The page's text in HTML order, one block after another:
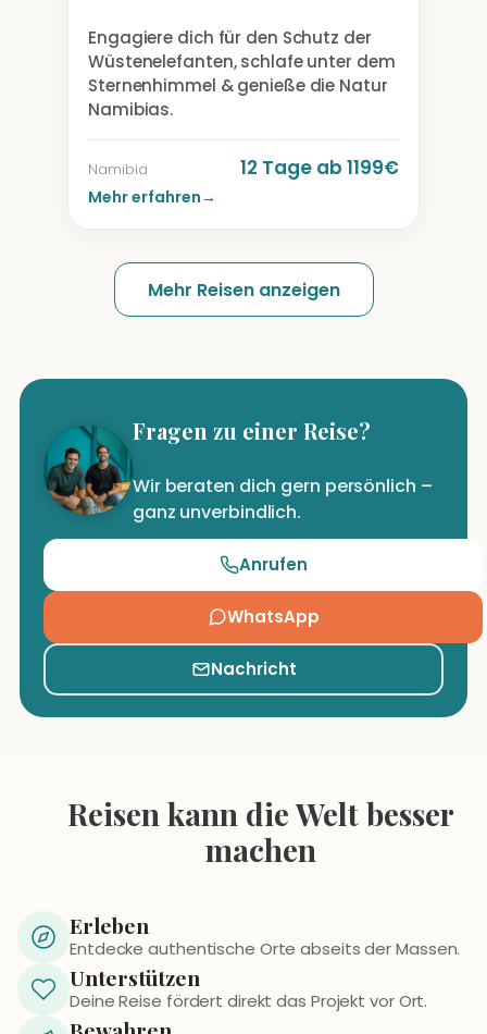
Engagiere dich für den Schutz der
Wüstenelefanten, schlafe unter dem
Sternenhimmel & genieße die Natur
Namibias.
Namibia 12 Tage ab 1199€
Mehr erfahren→
Mehr Reisen anzeigen
Fragen zu einer Reise?
Wir beraten dich gern persönlich –
ganz unverbindlich.
Anrufen
WhatsApp
Nachricht
Reisen kann die Welt besser
machen
Erleben
Entdecke authentische Orte abseits der Massen.
Unterstützen
Deine Reise fördert direkt das Projekt vor Ort.